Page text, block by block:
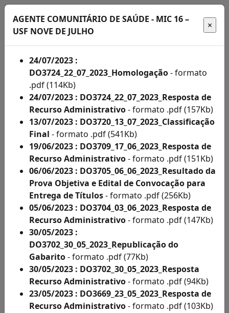
Início
Administração
Concursos
Concursos
Acompanhe
aqui
editais
Acesso
Informação
Solicitações
de
Condições
Especiais
AGENTE COMUNITÁRIO DE SAÚDE - MIC 16 –
USF NOVE DE JULHO
24/07/2023 :
DO3724_22_07_2023_Homologação- formato
.pdf (114Kb)
24/07/2023 : DO3724_22_07_2023_Resposta de
Recurso Administrativo- formato .pdf (157Kb)
13/07/2023 : DO3720_13_07_2023_Classificação
Final - formato .pdf (541Kb)
19/06/2023 : DO3709_17_06_2023_Resposta de
Recurso Administrativo- formato .pdf (151Kb)
06/06/2023 : DO3705_06_06_2023_Resultado da
Prova Objetiva e Edital de Convocação para
Entrega de Títulos- formato .pdf (256Kb)
05/06/2023 : DO3704_03_06_2023_Resposta de
Recurso Administrativo- formato .pdf (147Kb)
30/05/2023 :
DO3702_30_05_2023_Republicação do
Gabarito- formato .pdf (77Kb)
30/05/2023 : DO3702_30_05_2023_Resposta
Recurso Administrativo- formato .pdf (94Kb)
23/05/2023 : DO3669_23_05_2023_Resposta de
Recurso Administrativo- formato .pdf (103Kb)